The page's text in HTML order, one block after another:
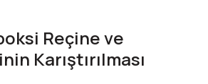
Reçine ve
Karıştırılması